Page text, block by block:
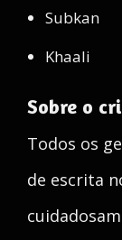
Subkan
Khaali
Sobre o
Todos os
de escrita